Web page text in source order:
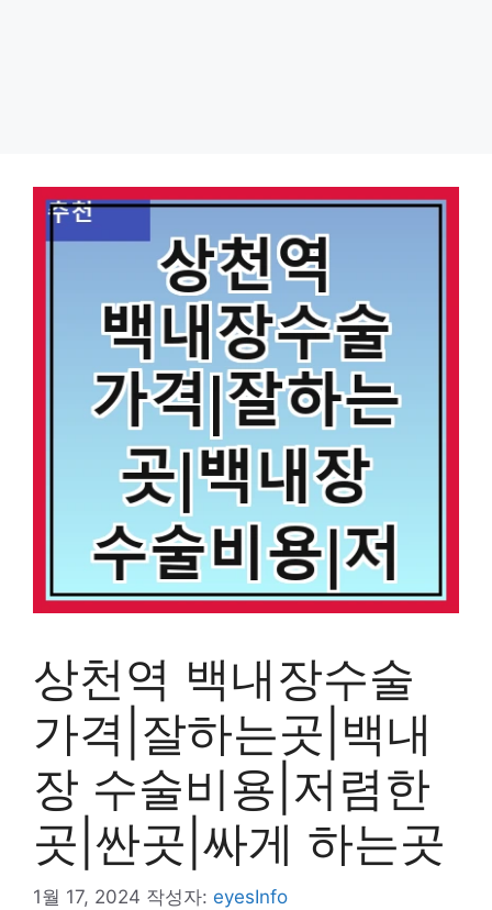
상천역 백내장수술
가격|잘하는곳|백내
장 수술비용|저렴한
곳|싼곳|싸게 하는곳
1월 17, 2024 작성자: eyesInfo